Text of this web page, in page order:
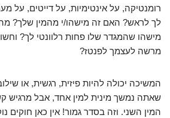
רומנטיקה, על אינטימיות, על דייטים, על
לך לראש? האם זה מישהו/י מהמין שלך?
מישהו שהמגדר שלו פחות רלוונטי לך?
מרשה לעצמך לפנטז?
המשיכה יכולה להיות פיזית, רגשית, או
שאתה נמשך מינית למין אחד, אבל מרגיש
המין השני. וזה בסדר גמור! אין כאן חוקים